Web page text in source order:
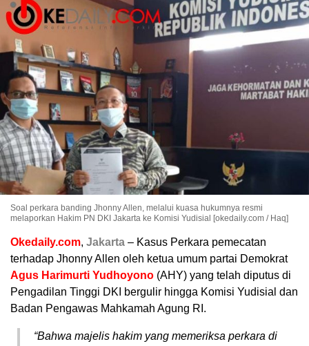
Soal perkara banding Jhonny Allen, melalui kuasa hukumnya resmi
melaporkan Hakim PN DKI Jakarta ke Komisi Yudisial [okedaily.com / Haq]
Okedaily.com, Jakarta – Kasus Perkara pemecatan
terhadap Jhonny Allen oleh ketua umum partai Demokrat
Agus Harimurti Yudhoyono (AHY) yang telah diputus di
Pengadilan Tinggi DKI bergulir hingga Komisi Yudisial dan
Badan Pengawas Mahkamah Agung RI.
“Bahwa majelis hakim yang memeriksa perkara di